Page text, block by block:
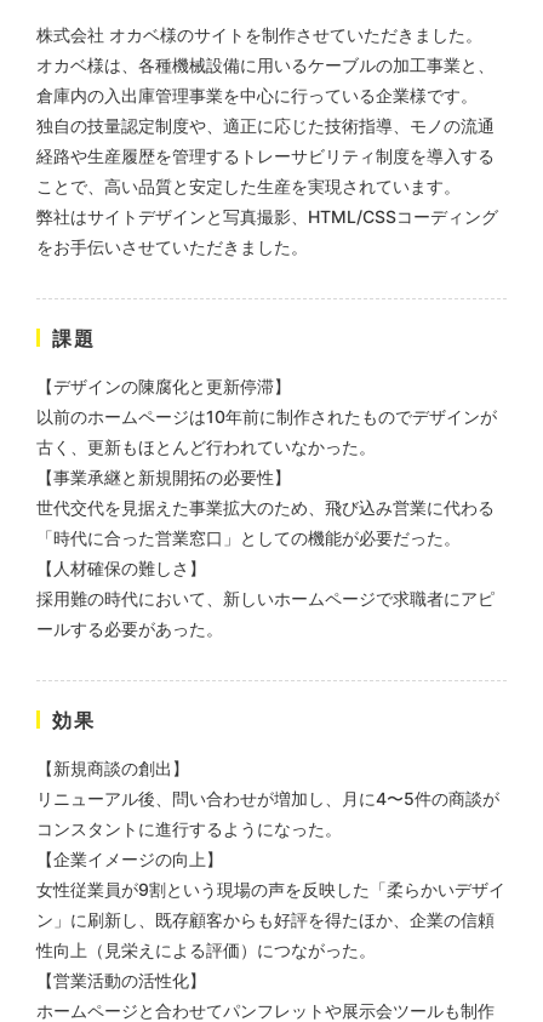
株式会社KDK様 コーポレート
サイト制作
コーポレートサイト
#HTML/CSSコーディング
#レスポンシブWebデザイン
杉野屋様 立春大福チラシ
株式会社三共様 会社案内パン
印刷物
#産業廃棄物処理業
株式会社三共様 さんきょちゃ
んぬいぐるみ
イラスト・キャラクター
#イラスト
#エコ・環境
#ぬいぐるみ
株式会社三共様 ドリップコー
ヒーパッケージ
#イラスト
#エコ・環境
株式会社 オカベ様のサイトを制作させていただきました。
オカベ様は、各種機械設備に用いるケーブルの加工事業と、
倉庫内の入出庫管理事業を中心に行っている企業様です。
独自の技量認定制度や、適正に応じた技術指導、モノの流通
経路や生産履歴を管理するトレーサビリティ制度を導入する
ことで、高い品質と安定した生産を実現されています。
弊社はサイトデザインと写真撮影、HTML/CSSコーディング
をお手伝いさせていただきました。
課題
【デザインの陳腐化と更新停滞】
以前のホームページは10年前に制作されたものでデザインが
古く、更新もほとんど行われていなかった。
【事業承継と新規開拓の必要性】
世代交代を見据えた事業拡大のため、飛び込み営業に代わる
「時代に合った営業窓口」としての機能が必要だった。
【人材確保の難しさ】
採用難の時代において、新しいホームページで求職者にアピ
ールする必要があった。
効果
【新規商談の創出】
リニューアル後、問い合わせが増加し、月に4〜5件の商談が
コンスタントに進行するようになった。
【企業イメージの向上】
女性従業員が9割という現場の声を反映した「柔らかいデザイ
ン」に刷新し、既存顧客からも好評を得たほか、企業の信頼
性向上（見栄えによる評価）につながった。
【営業活動の活性化】
ホームページと合わせてパンフレットや展示会ツールも制作